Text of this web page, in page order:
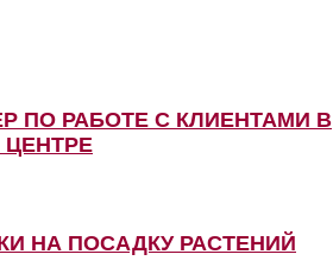
ПО РАБОТЕ С КЛИЕНТАМИ В
НА ПОСАДКУ РАСТЕНИЙ